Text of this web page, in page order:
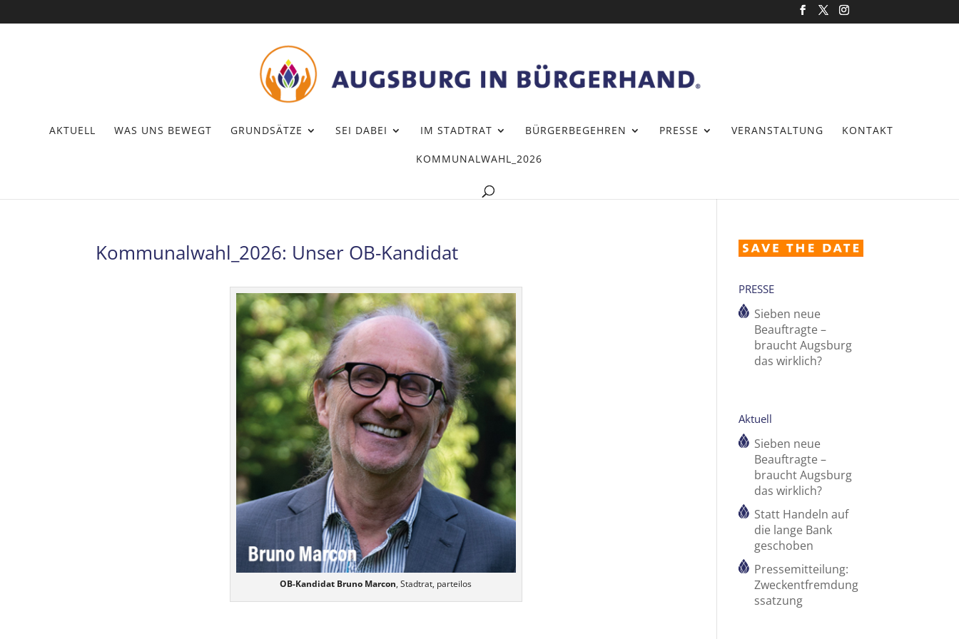
AKTUELL WAS UNS BEWEGT GRUNDSÄTZE SEI DABEI IM STADTRAT BÜRGERBEGEHREN PRESSE VERANSTALTUNG KONTAKT
KOMMUNALWAHL_2026
Kommunalwahl_2026: Unser OB-Kandidat
OB-Kandidat Bruno Marcon, Stadtrat, parteilos
PRESSE
Sieben neue
Beauftragte –
braucht Augsburg
das wirklich?
Aktuell
Sieben neue
Beauftragte –
braucht Augsburg
das wirklich?
Statt Handeln auf
die lange Bank
geschoben
Pressemitteilung:
Zweckentfremdung
ssatzung